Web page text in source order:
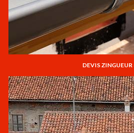
DEVIS ZINGUEUR